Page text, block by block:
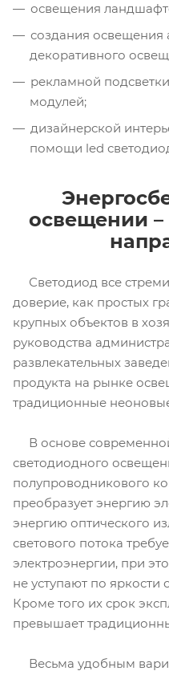
освещения
создания освещения
декоративного
рекламной
модулей;
дизайнерской
помощи led
освещении –
Светодиод все
доверие, как простых
крупных объектов в
руководства
развлекательных
продукта на рынке
традиционные
В основе
светодиодного
полупроводникового
преобразует энергию
энергию оптического
светового потока
электроэнергии, при
не уступают по
Кроме того их срок
превышает
Весьма удобным